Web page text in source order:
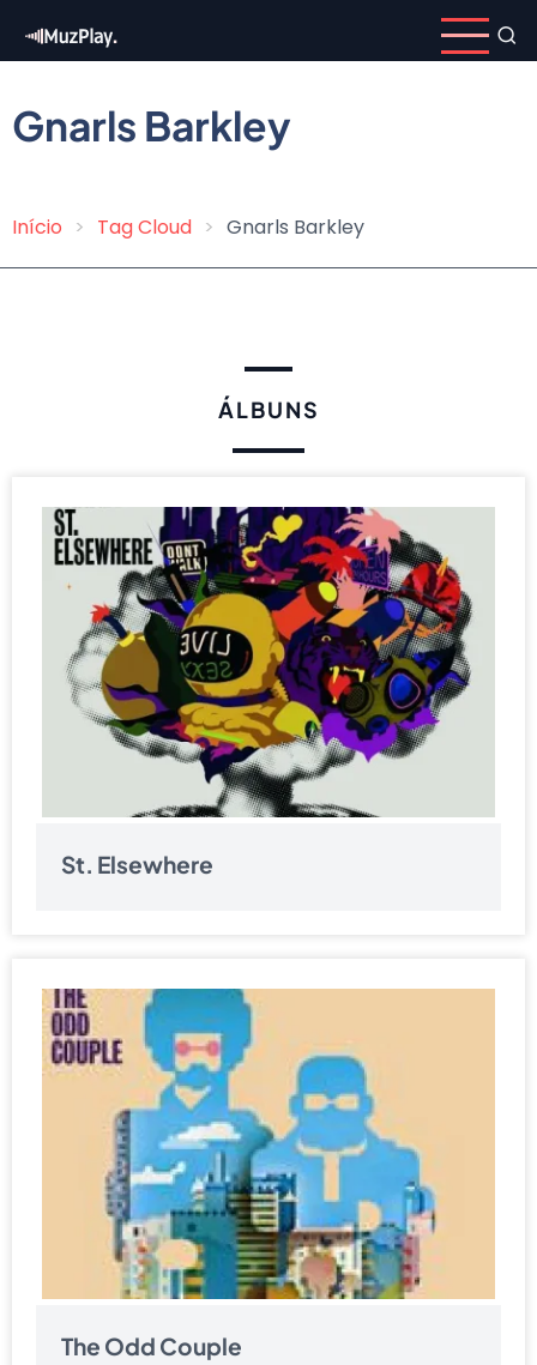
para
conteúdo
principal
Gnarls Barkley
Trilha
Início Tag Cloud Gnarls Barkley
ÁLBUNS
St. Elsewhere
The Odd Couple